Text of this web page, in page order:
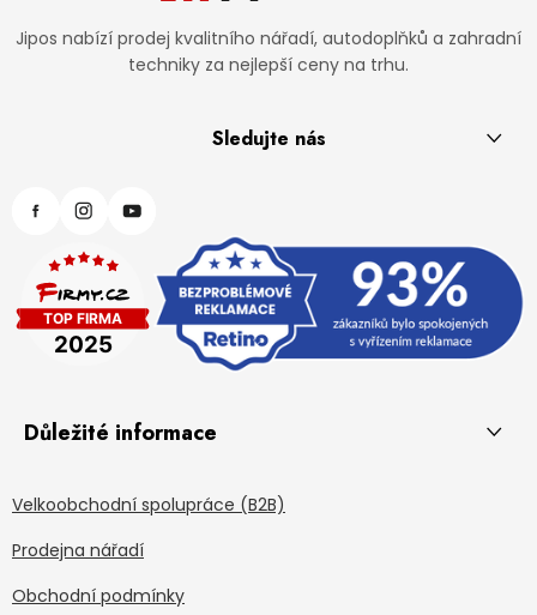
Jipos nabízí prodej kvalitního nářadí, autodoplňků a zahradní
techniky za nejlepší ceny na trhu.
Sledujte nás
Důležité informace
Velkoobchodní spolupráce (B2B)
Prodejna nářadí
Obchodní podmínky